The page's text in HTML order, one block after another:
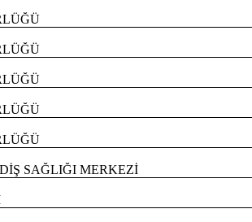
SAĞLIĞI MERKEZİ